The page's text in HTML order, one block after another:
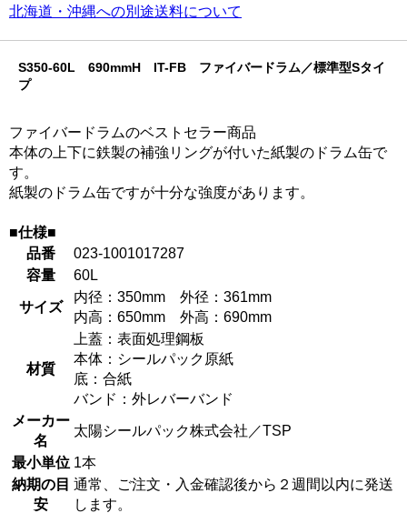
北海道・沖縄への別途送料について
S350-60L 690mmH IT-FB ファイバードラム／標準型Sタイ
プ
ファイバードラムのベストセラー商品
本体の上下に鉄製の補強リングが付いた紙製のドラム缶で
す。
紙製のドラム缶ですが十分な強度があります。
■仕様■
品番
023-1001017287
容量
60L
サイズ
内径：350mm 外径：361mm
内高：650mm 外高：690mm
材質
上蓋：表面処理鋼板
本体：シールパック原紙
底：合紙
バンド：外レバーバンド
メーカー
名
太陽シールパック株式会社／TSP
最小単位 1本
納期の目
安
通常、ご注文・入金確認後から２週間以内に発送
します。